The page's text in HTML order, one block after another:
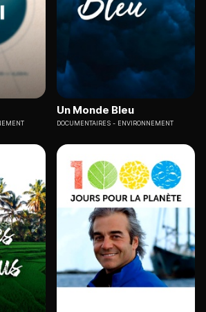
Un Monde Bleu
DOCUMENTAIRES ENVIRONNEMENT